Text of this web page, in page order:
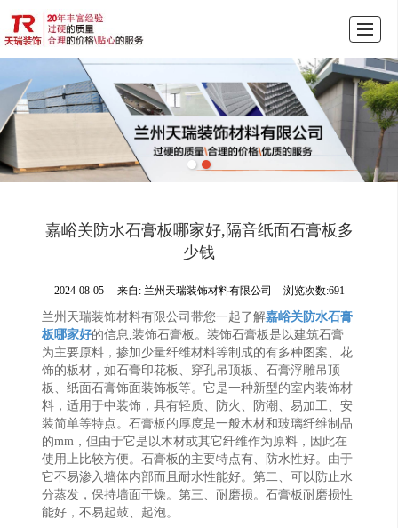
首页 产品展示 公司介绍 天瑞动态 图库展示 联系我们 LBS
嘉峪关防水石膏板哪家好,隔音纸面石膏板多
少钱
2024-08-05 来自: 兰州天瑞装饰材料有限公司 浏览次数:691
兰州天瑞装饰材料有限公司带您一起了解嘉峪关防水石膏
板哪家好的信息,装饰石膏板。装饰石膏板是以建筑石膏
为主要原料，掺加少量纤维材料等制成的有多种图案、花
饰的板材，如石膏印花板、穿孔吊顶板、石膏浮雕吊顶
板、纸面石膏饰面装饰板等。它是一种新型的室内装饰材
料，适用于中装饰，具有轻质、防火、防潮、易加工、安
装简单等特点。石膏板的厚度是一般木材和玻璃纤维制品
的mm，但由于它是以木材或其它纤维作为原料，因此在
使用上比较方便。石膏板的主要特点有、防水性好。由于
它不易渗入墙体内部而且耐水性能好。第二、可以防止水
分蒸发，保持墙面干燥。第三、耐磨损。石膏板耐磨损性
能好，不易起鼓、起泡。